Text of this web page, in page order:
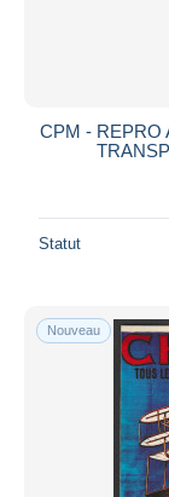
CPM - REPRO
Statut
Nouveau